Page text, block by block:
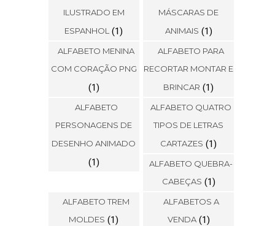
ILUSTRADO EM
ESPANHOL (1)
MÁSCARAS DE
ANIMAIS (1)
ALFABETO MENINA
COM CORAÇÃO PNG
(1)
ALFABETO PARA
RECORTAR MONTAR E
BRINCAR (1)
ALFABETO
PERSONAGENS DE
DESENHO ANIMADO
(1)
ALFABETO QUATRO
TIPOS DE LETRAS
CARTAZES (1)
ALFABETO QUEBRA-
CABEÇAS (1)
ALFABETO TREM
MOLDES (1)
ALFABETOS A
VENDA (1)